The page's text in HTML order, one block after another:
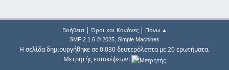
Βοήθεια| Όροι και Κανόνες| Πάνω ▲
SMF 2.1.6 © 2025, Simple Machines
Η σελίδα δημιουργήθηκε σε 0.030 δευτερόλεπτα με 20 ερωτήματα.
Μετρητής επισκέψεων: